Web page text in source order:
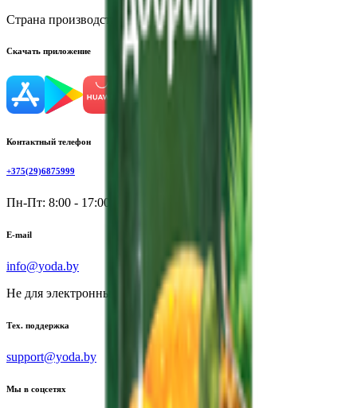
Страна производства: Республика Беларусь
Скачать приложение
Контактный телефон
+375(29)6875999
Пн-Пт: 8:00 - 17:00
E-mail
info@yoda.by
Не для электронных обращений
Тех. поддержка
support@yoda.by
Мы в соцсетях